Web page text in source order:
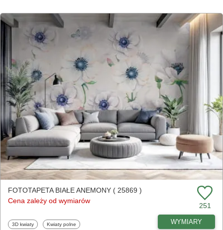
FOTOTAPETA BIAŁE ANEMONY ( 25869 )
Cena zależy od wymiarów
251
Fototapety
3D kwiaty Fototapety
Kwiaty polne WYMIARY